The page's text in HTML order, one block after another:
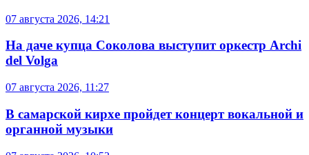
07 августа 2026, 14:21
На даче купца Соколова выступит оркестр Archi
del Volga
07 августа 2026, 11:27
В самарской кирхе пройдет концерт вокальной и
органной музыки